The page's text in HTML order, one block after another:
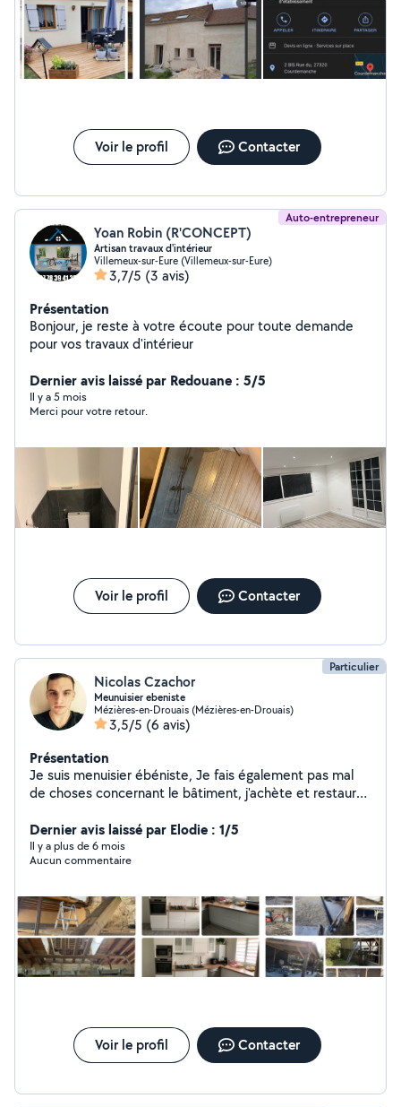
Voir le profil Contacter
Auto-entrepreneur
Yoan Robin (R'CONCEPT)
Artisan travaux d'intérieur
Villemeux-sur-Eure (Villemeux-sur-Eure)
3,7/5 (3 avis)
Présentation
Bonjour, je reste à votre écoute pour toute demande
pour vos travaux d'intérieur
Dernier avis laissé par Redouane : 5/5
Il y a 5 mois
Merci pour votre retour.
Voir le profil Contacter
Particulier
Nicolas Czachor
Meunuisier ebeniste
Mézières-en-Drouais (Mézières-en-Drouais)
3,5/5 (6 avis)
Présentation
Je suis menuisier ébéniste, Je fais également pas mal
de choses concernant le bâtiment, j'achète et restaure
pour tout travaux de terrassement..
Dernier avis laissé par Elodie : 1/5
Il y a plus de 6 mois
Aucun commentaire
Voir le profil Contacter